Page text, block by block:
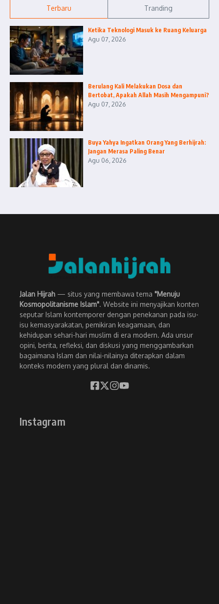
Terbaru Tranding
Ketika Teknologi Masuk ke Ruang Keluarga
Agu 07, 2026
Berulang Kali Melakukan Dosa dan
Bertobat, Apakah Allah Masih Mengampuni?
Agu 07, 2026
Buya Yahya Ingatkan Orang Yang Berhijrah:
Jangan Merasa Paling Benar
Agu 06, 2026
Jalan Hijrah — situs yang membawa tema "Menuju
Kosmopolitanisme Islam". Website ini menyajikan konten
seputar Islam kontemporer dengan penekanan pada isu-
isu kemasyarakatan, pemikiran keagamaan, dan
kehidupan sehari-hari muslim di era modern. Ada unsur
opini, berita, refleksi, dan diskusi yang menggambarkan
bagaimana Islam dan nilai-nilainya diterapkan dalam
konteks modern yang plural dan dinamis.
Instagram